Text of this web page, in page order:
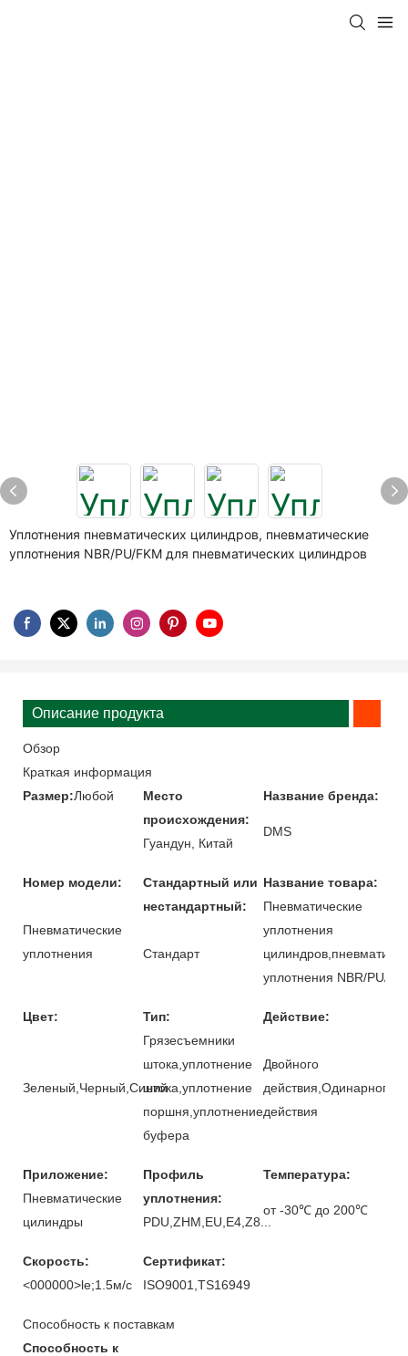
Уплотнения пневматических цилиндров, пневматические
уплотнения NBR/PU/FKM для пневматических цилиндров
Описание продукта
Обзор
Краткая информация
Размер:Любой
Место
происхождения:
Гуандун, Китай
Название бренда:
DMS
Номер модели:
Пневматические
уплотнения
Стандартный или
нестандартный:
Стандарт
Название товара:
Пневматические
уплотнения
уплотнения NBR/PU/
Цвет:
Зеленый,Черный,Синий
Тип:
Грязесъемники
штока,уплотнение
штока,уплотнение
поршня,уплотнение
буфера
Действие:
Двойного
действия,Одинарного
действия
Приложение:
Пневматические
цилиндры
Профиль
уплотнения:
PDU,ZHM,EU,E4,Z8...
Температура:
от -30℃ до 200℃
Скорость:
<000000>le;1.5м/с
Сертификат:
ISO9001,TS16949
Способность к поставкам
Способность к